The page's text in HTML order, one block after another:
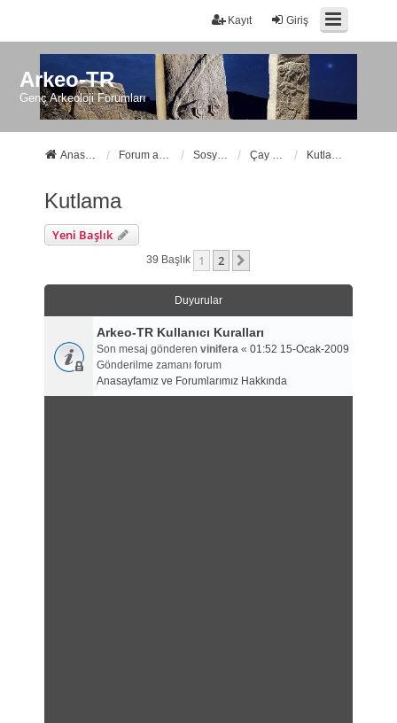
Giriş
Kayıt
Arkeo-TR
Genç Arkeoloji Forumları
Anasayfa Forum ana sayfa Sosyal Forumlarımız Çay Molası Kutlama
Kutlama
Yeni Başlık
39 Başlık 1 2
Duyurular
Arkeo-TR Kullanıcı Kuralları
Son mesaj gönderen vinifera« 01:52 15-Ocak-2009
Gönderilme zamanı forum
Anasayfamız ve Forumlarımız Hakkında